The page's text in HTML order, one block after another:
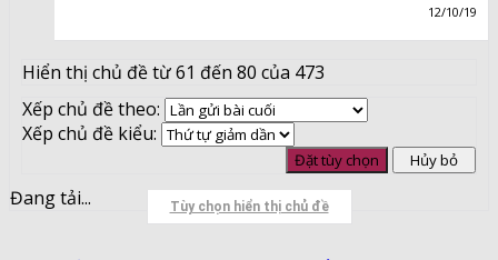
12/10/19
Hiển thị chủ đề từ 61 đến 80 của 473
Tùy chọn hiển thị chủ đề
Xếp chủ đề theo:
Xếp chủ đề kiểu:
Đang tải...